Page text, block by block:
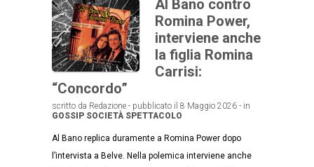
Al Bano contro
Romina Power,
interviene anche
la figlia Romina
Carrisi:
“Concordo”
scritto da Redazione - pubblicato il 8 Maggio 2026 - in
GOSSIP SOCIETÀ SPETTACOLO
Al Bano replica duramente a Romina Power dopo
l’intervista a Belve. Nella polemica interviene anche